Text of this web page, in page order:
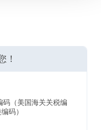
！
码（美国海关关税编
码）